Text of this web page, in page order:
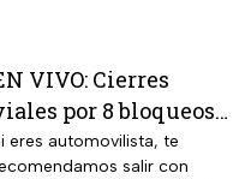
VIVO: Cierres
por 8 bloqueos
CDMX hoy
eres automovilista, te
salir con